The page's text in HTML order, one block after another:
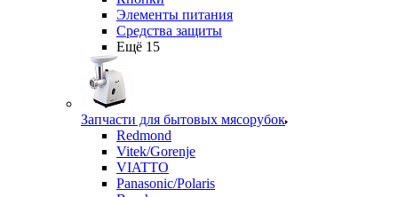
Элементы питания
Средства защиты
Ещё 15
Запчасти для бытовых мясорубок
Redmond
Vitek/Gorenje
VIATTO
Panasonic/Polaris